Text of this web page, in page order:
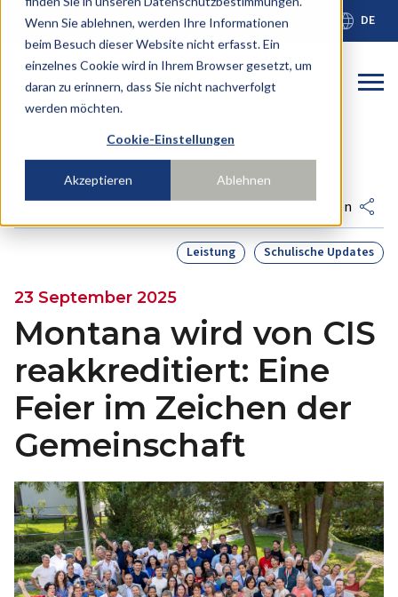
Wenn Sie ablehnen, werden Ihre Informationen
beim Besuch dieser Website nicht erfasst. Ein
einzelnes Cookie wird in Ihrem Browser gesetzt, um
daran zu erinnern, dass Sie nicht nachverfolgt
werden möchten.
Cookie-Einstellungen
Akzeptieren Ablehnen
calendar_month Schulkalender language DE
arrow_back zur Newsübersicht teilen share
Schulische Updates
Leistung
23 September 2025
Montana wird von CIS
reakkreditiert: Eine
Feier im Zeichen der
Gemeinschaft